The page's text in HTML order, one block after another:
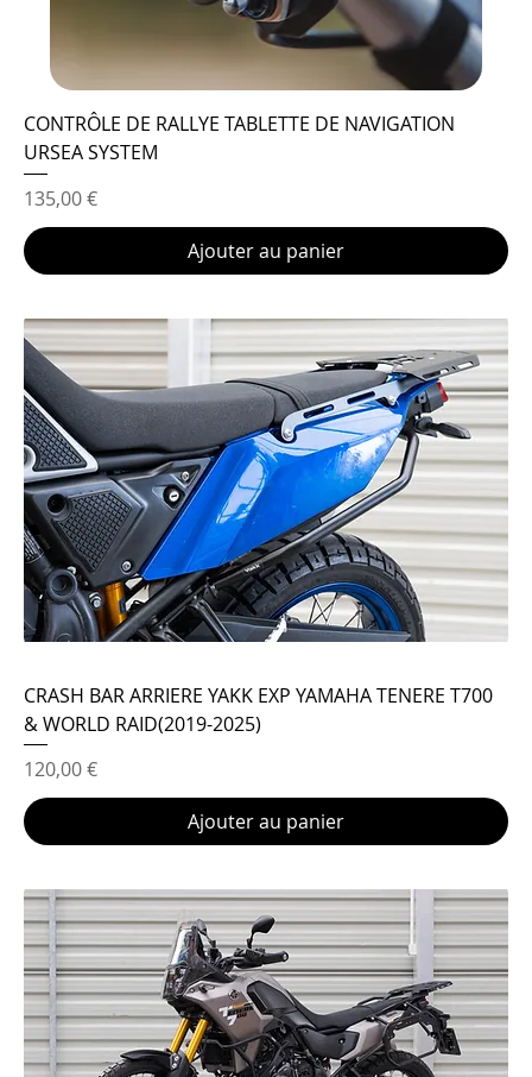
CONTRÔLE DE RALLYE TABLETTE DE NAVIGATION
URSEA SYSTEM
Prix
135,00 €
Ajouter au panier
CRASH BAR ARRIERE YAKK EXP YAMAHA TENERE T700
& WORLD RAID(2019-2025)
Prix
120,00 €
Ajouter au panier